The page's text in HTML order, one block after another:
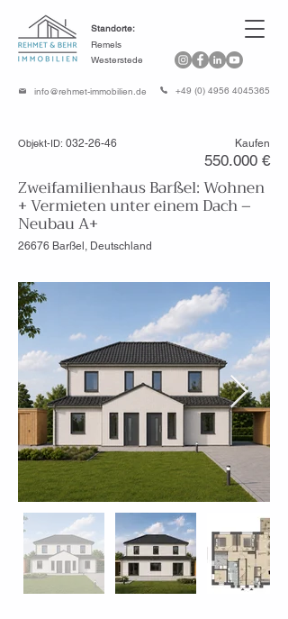
Standorte:
Remels
Westerstede
+49 (0) 4956 4045365
info@rehmet-immobilien.de
Objekt-ID: 032-26-46 Kaufen
550.000 €
Zweifamilienhaus Barßel: Wohnen
+ Vermieten unter einem Dach –
Neubau A+
26676 Barßel, Deutschland